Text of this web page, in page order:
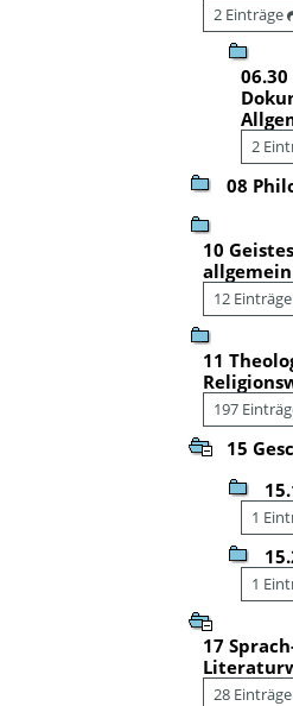
2 Einträge
2
08
10
allgemein
12 Einträge
11
197
15
1
1
17
28 Einträge